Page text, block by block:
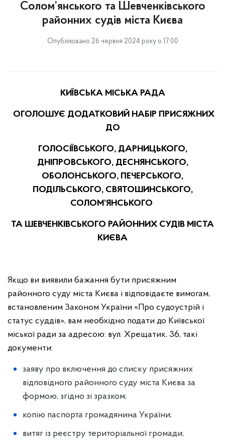
Солом’янського та Шевченківського
районних судів міста Києва
Опубліковано 26 червня 2024 року о 17:00
КИЇВСЬКА МІСЬКА РАДА
ОГОЛОШУЄ ДОДАТКОВИЙ НАБІР ПРИСЯЖНИХ
ДО
ГОЛОСІЇВСЬКОГО, ДАРНИЦЬКОГО,
ДНІПРОВСЬКОГО, ДЕСНЯНСЬКОГО,
ОБОЛОНСЬКОГО, ПЕЧЕРСЬКОГО,
ПОДІЛЬСЬКОГО, СВЯТОШИНСЬКОГО,
СОЛОМ’ЯНСЬКОГО
ТА ШЕВЧЕНКІВСЬКОГО РАЙОННИХ СУДІВ МІСТА
КИЄВА
Якщо ви виявили бажання бути присяжним
районного суду міста Києва і відповідаєте вимогам,
встановленим Законом України «Про судоустрій і
статус суддів», вам необхідно подати до Київської
міської ради за адресою: вул. Хрещатик, 36, такі
документи:
заяву про включення до списку присяжних
відповідного районного суду міста Києва за
формою, згідно зі зразком;
копію паспорта громадянина України;
витяг із реєстру територіальної громади;